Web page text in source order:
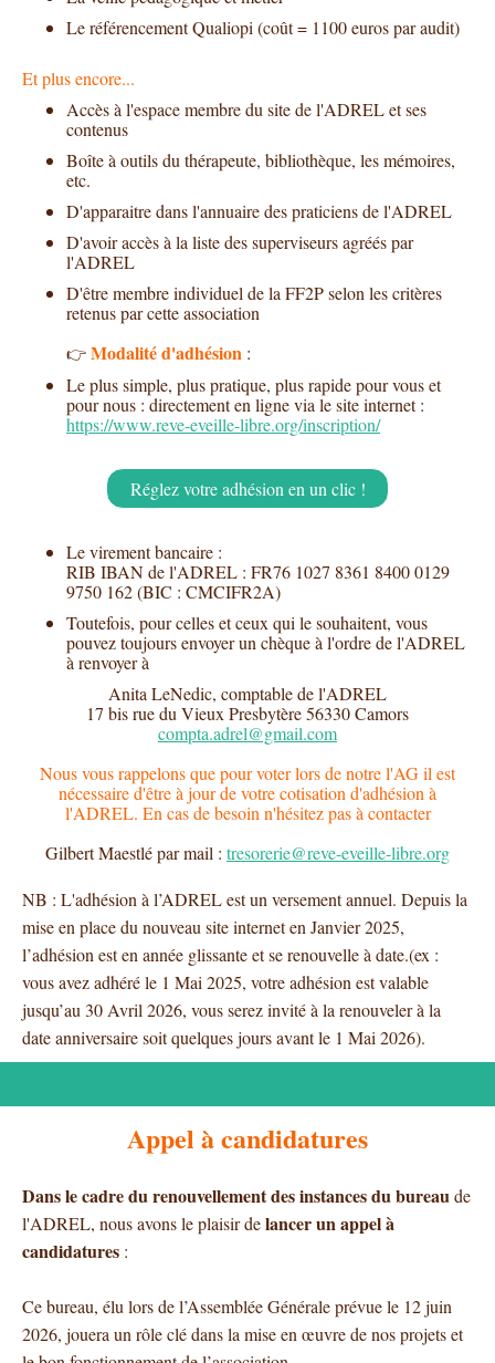
Le référencement Qualiopi (coût = 1100 euros par audit)
Et plus encore...
Accès à l'espace membre du site de l'ADREL et ses
contenus
Boîte à outils du thérapeute, bibliothèque, les mémoires,
etc.
D'apparaitre dans l'annuaire des praticiens de l'ADREL
D'avoir accès à la liste des superviseurs agréés par
l'ADREL
D'être membre individuel de la FF2P selon les critères
retenus par cette association
👉 Modalité d'adhésion :
Le plus simple, plus pratique, plus rapide pour vous et
pour nous : directement en ligne via le site internet :
https://www.reve-eveille-libre.org/inscription/
Réglez votre adhésion en un clic !
Le virement bancaire :
RIB IBAN de l'ADREL : FR76 1027 8361 8400 0129
9750 162 (BIC : CMCIFR2A)
Toutefois, pour celles et ceux qui le souhaitent, vous
pouvez toujours envoyer un chèque à l'ordre de l'ADREL
à renvoyer à
Anita LeNedic, comptable de l'ADREL
17 bis rue du Vieux Presbytère 56330 Camors
compta.adrel@gmail.com
Nous vous rappelons que pour voter lors de notre l'AG il est
nécessaire d'être à jour de votre cotisation d'adhésion à
l'ADREL. En cas de besoin n'hésitez pas à contacter
Gilbert Maestlé par mail : tresorerie@reve-eveille-libre.org
NB : L'adhésion à l’ADREL est un versement annuel. Depuis la
mise en place du nouveau site internet en Janvier 2025,
l’adhésion est en année glissante et se renouvelle à date.(ex :
vous avez adhéré le 1 Mai 2025, votre adhésion est valable
jusqu’au 30 Avril 2026, vous serez invité à la renouveler à la
date anniversaire soit quelques jours avant le 1 Mai 2026).
Appel à candidatures
Dans le cadre du renouvellement des instances du bureaude
l'ADREL, nous avons le plaisir delancer unappelà
candidatures :
Ce bureau, élu lors de l’Assemblée Générale prévue le 12 juin
2026, jouera un rôle clé dans la mise en œuvre de nos projets et